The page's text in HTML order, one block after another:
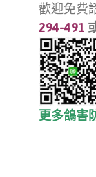
歡迎免費
294-491
更多鴿害